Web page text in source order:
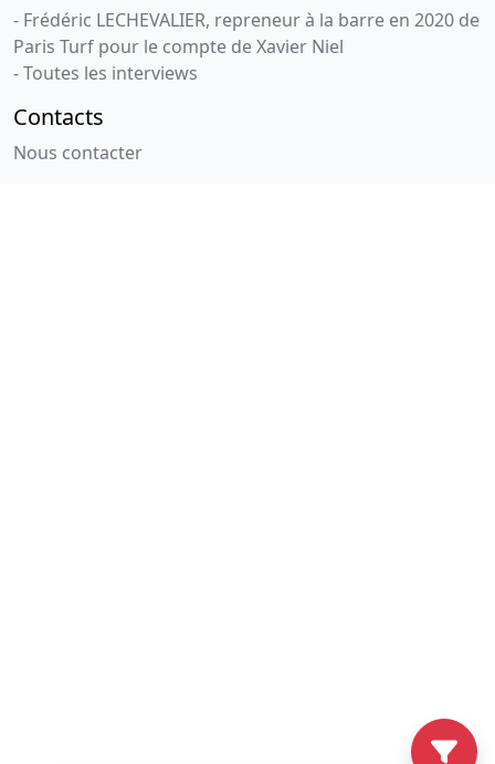
- Frédéric LECHEVALIER, repreneur à la barre en 2020 de
Paris Turf pour le compte de Xavier Niel
- Toutes les interviews
Contacts
Nous contacter